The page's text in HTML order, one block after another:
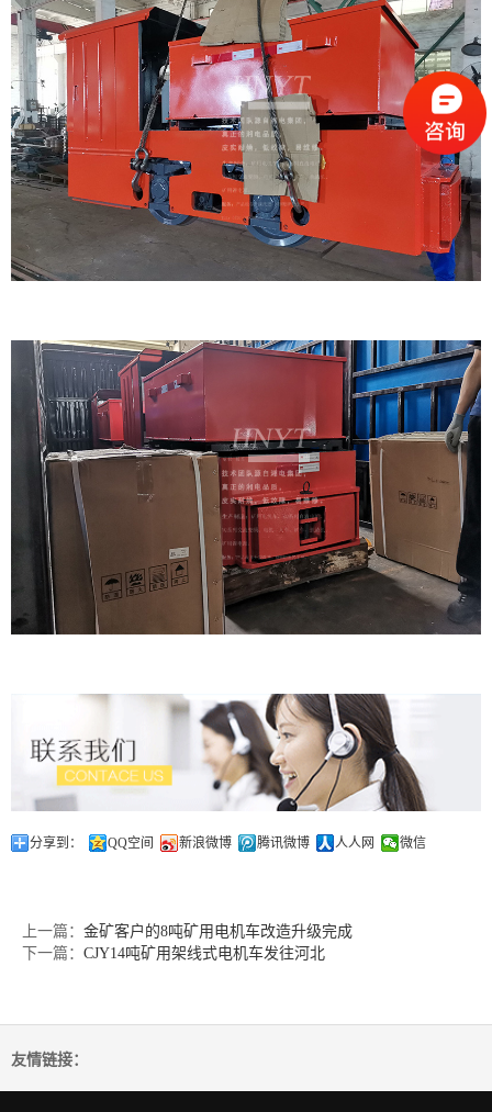
分享到： QQ空间 新浪微博 腾讯微博 人人网 微信
上一篇： 金矿客户的8吨矿用电机车改造升级完成
下一篇： CJY14吨矿用架线式电机车发往河北
友情链接：